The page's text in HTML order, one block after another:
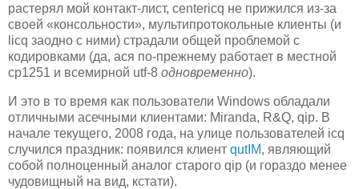
растерял мой контакт-лист, centericq не прижился из-за
своей «консольности», мультипротокольные клиенты (и
licq заодно с ними) страдали общей проблемой с
кодировками (да, ася по-прежнему работает в местной
cp1251 и всемирной utf-8 одновременно).
И это в то время как пользователи Windows обладали
отличными асечными клиентами: Miranda, R&Q, qip. В
начале текущего, 2008 года, на улице пользователей icq
случился праздник: появился клиент qutIM, являющий
собой полноценный аналог старого qip (и гораздо менее
чудовищный на вид, кстати).